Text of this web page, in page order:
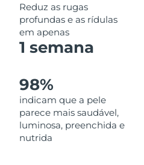
Reduz as rugas
profundas e as rídulas
em apenas
1 semana
98%
indicam que a pele
parece mais saudável,
luminosa, preenchida e
nutrida
Porto Rico
Catar
Romênia
Rússia